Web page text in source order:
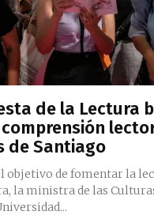
de la Lectura
de Santiago
objetivo de fomentar la
la ministra de las